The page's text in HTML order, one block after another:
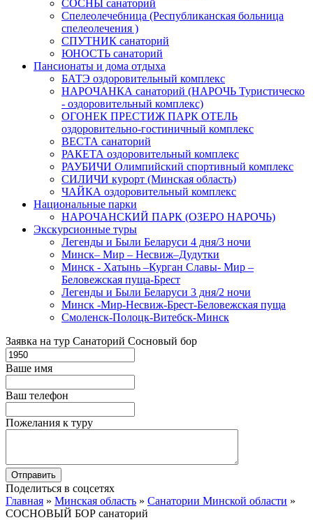
СОСНЫ санаторий
Спелеолечебница (Республиканская больница
спелеолечения )
СПУТНИК санаторий
ЮНОСТЬ санаторий
Пансионаты и дома отдыха
БАТЭ оздоровительный комплекс
НАРОЧАНКА санаторий (НАРОЧЬ Туристическо
- оздоровительный комплекс)
ОГОНЕК ПРЕСТИЖ ПАРК ОТЕЛЬ
оздоровительно-гостиничный комплекс
ВЕСТА санаторий
РАКЕТА оздоровительный комплекс
РАУБИЧИ Олимпийский спортивный комплекс
СИЛИЧИ курорт (Минская область)
ЧАЙКА оздоровительный комплекс
Национальные парки
НАРОЧАНСКИЙ ПАРК (ОЗЕРО НАРОЧЬ)
Экскурсионные туры
Легенды и Были Беларуси 4 дня/3 ночи
Минск– Мир – Несвиж–Дудутки
Минск - Хатынь –Курган Славы- Мир –
Беловежская пуща-Брест
Легенды и Были Беларуси 3 дня/2 ночи
Минск -Мир-Несвиж-Брест-Беловежская пуща
Смоленск-Полоцк-Витебск-Минск
Заявка на тур Санаторий Сосновый бор
Ваше имя
Ваш телефон
Пожелания к туру
Поделиться в соцсетях
Главная » Минская область » Санатории Минской области »
СОСНОВЫЙ БОР санаторий